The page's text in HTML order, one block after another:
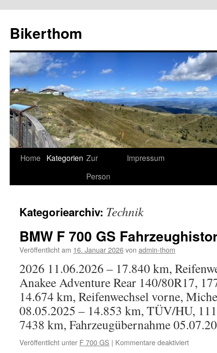
springen
Bikerthom
Home Kategorien Zur
Person
Impressum
Kategoriearchiv: Technik
BMW F 700 GS
Veröffentlicht am 16. Januar 2026von admin-thom
2026 11.06.2026 – 17.840 km,
Anakee Adventure Rear 140/80R17,
14.674 km, Reifenwechsel vorne,
08.05.2025 – 14.853 km, TÜV/HU,
7438 km, Fahrzeugübernahme
Veröffentlicht unter F 700 GS | Kommentare deaktiviertfür